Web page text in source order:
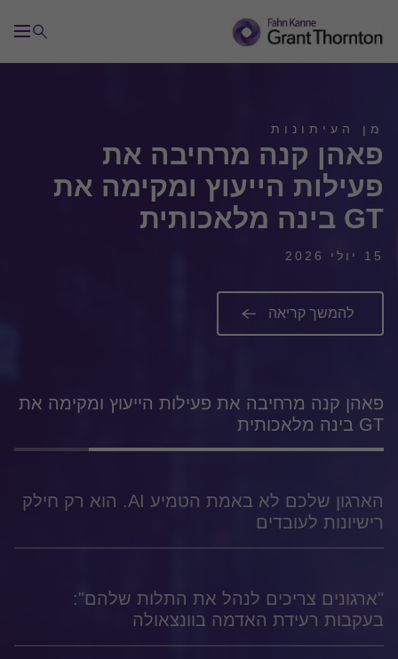
מן העיתונות
פאהן קנה מרחיבה את
פעילות הייעוץ ומקימה את
GT בינה מלאכותית
15 יולי 2026
להמשך קריאה
פאהן קנה מרחיבה את פעילות הייעוץ ומקימה את
GT בינה מלאכותית
הארגון שלכם לא באמת הטמיע AI. הוא רק חילק
רישיונות לעובדים
"ארגונים צריכים לנהל את התלות שלהם":
בעקבות רעידת האדמה בוונצאולה